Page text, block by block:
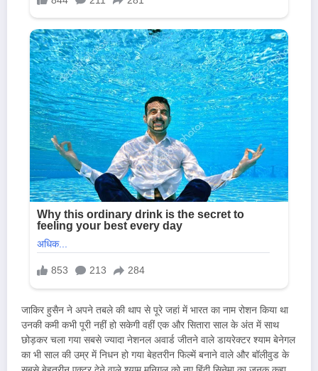
जाकिर हुसैन ने अपने तबले की थाप से पूरे जहां में भारत का नाम रोशन किया था
उनकी कमी कभी पूरी नहीं हो सकेगी वहीं एक और सितारा साल के अंत में साथ
छोड़कर चला गया सबसे ज्यादा नेशनल अवार्ड जीतने वाले डायरेक्टर श्याम बेनेगल
का भी साल की उम्र में निधन हो गया बेहतरीन फिल्में बनाने वाले और बॉलीवुड के